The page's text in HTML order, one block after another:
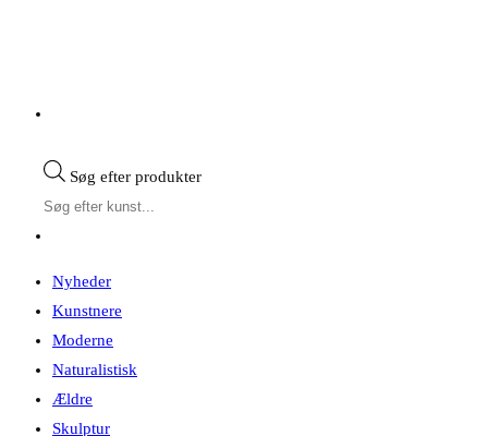
Søg efter produkter
Nyheder
Kunstnere
Moderne
Naturalistisk
Ældre
Skulptur